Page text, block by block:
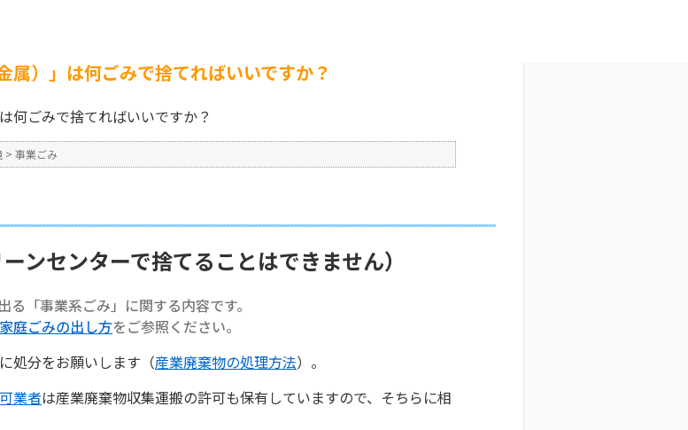
属）」は何ごみで捨てればいいですか？
何ごみで捨てればいいですか？
> 事業ごみ
ンセンターで捨てることはできません）
「事業系ごみ」に関する内容です。
家庭ごみの出し方をご参照ください。
処分をお願いします（産業廃棄物の処理方法）。
業者は産業廃棄物収集運搬の許可も保有していますので、そちらに相